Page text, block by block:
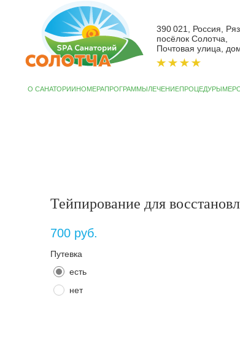
390 021, Россия,
посёлок Солотча,
Почтовая улица,
Тейпирование для
700 руб.
Путевка
есть
нет